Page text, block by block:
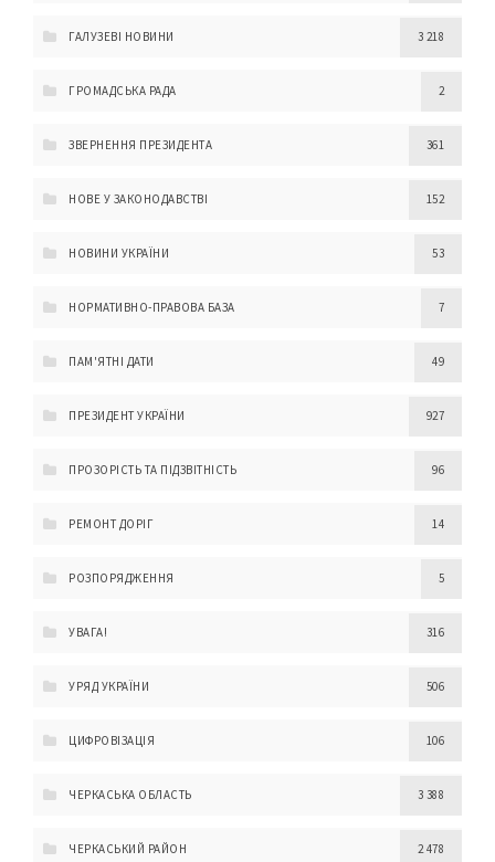
ГАЛУЗЕВІ НОВИНИ 3 218
ГРОМАДСЬКА РАДА 2
ЗВЕРНЕННЯ ПРЕЗИДЕНТА 361
НОВЕ У ЗАКОНОДАВСТВІ 152
НОВИНИ УКРАЇНИ 53
НОРМАТИВНО-ПРАВОВА БАЗА 7
ПАМ'ЯТНІ ДАТИ 49
ПРЕЗИДЕНТ УКРАЇНИ 927
ПРОЗОРІСТЬ ТА ПІДЗВІТНІСТЬ 96
РЕМОНТ ДОРІГ 14
РОЗПОРЯДЖЕННЯ 5
УВАГА! 316
УРЯД УКРАЇНИ 506
ЦИФРОВІЗАЦІЯ 106
ЧЕРКАСЬКА ОБЛАСТЬ 3 388
ЧЕРКАСЬКИЙ РАЙОН 2 478